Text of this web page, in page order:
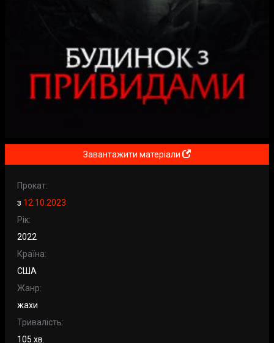
Завантажити матеріали
Прокат:
з 12.10.2023
Рік:
2022
Країна:
США
Жанр:
жахи
Тривалість:
105 хв.